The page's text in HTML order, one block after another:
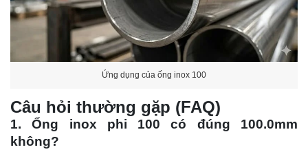
Ứng dụng của ống inox 100
Câu hỏi thường gặp (FAQ)
1. Ống inox phi 100 có đúng 100.0mm
không?